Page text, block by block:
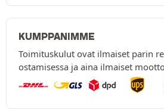
KUMPPANIMME
Toimituskulut ovat ilmaiset parin
ostamisessa ja aina ilmaiset